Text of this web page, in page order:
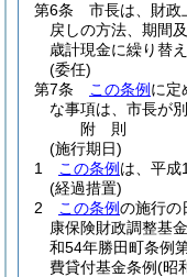
第6条
市長は、財政
戻しの方法、期間
歳計現金に繰り替
(委任)
第7条
この条例 に定
な事項は、市長が
附 則
(施行期日)
1
この条例 は、平成
(経過措置)
2
この条例の施行の
康保険財政調整基
和54年勝田町条例
費貸付基金条例(昭